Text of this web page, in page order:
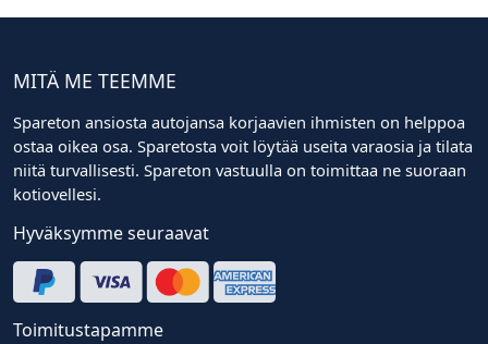
MITÄ ME TEEMME
Spareton ansiosta autojansa korjaavien ihmisten on helppoa
ostaa oikea osa. Sparetosta voit löytää useita varaosia ja tilata
niitä turvallisesti. Spareton vastuulla on toimittaa ne suoraan
kotiovellesi.
Hyväksymme seuraavat
Toimitustapamme